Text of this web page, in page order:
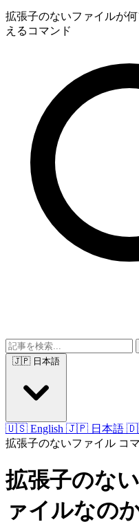
拡張子のないファイルが
えるコマンド
🇺🇸 English 🇯🇵 日本語
拡張子のないファイル コ
拡張子のな
ァイルなの